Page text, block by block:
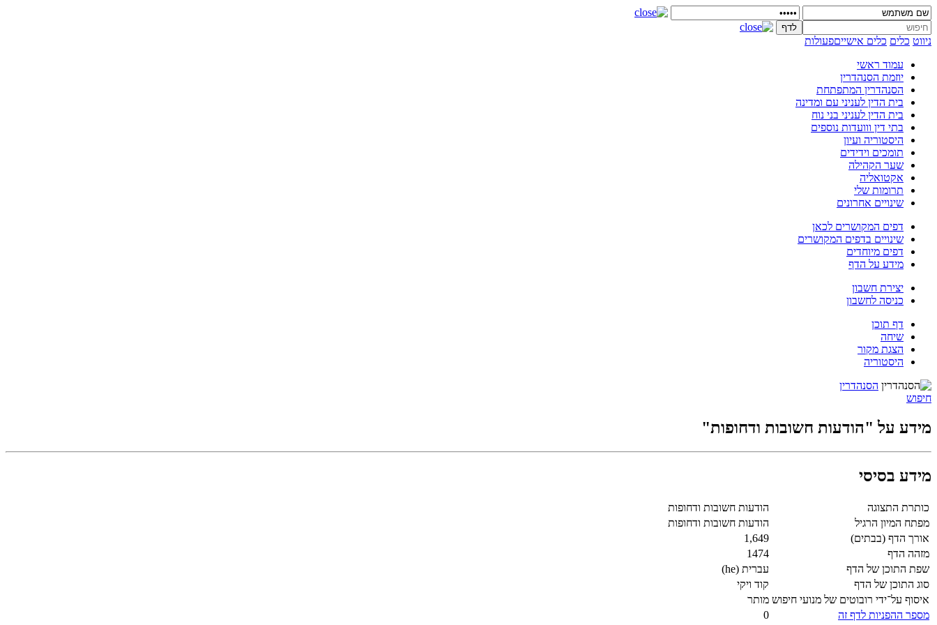
ניווט כלים כלים אישייםפעולות
עמוד ראשי
יוזמת הסנהדרין
הסנהדרין המתפתחת
בית הדין לעניני עם ומדינה
בית הדין לעניני בני נוח
בתי דין ווועדות נוספים
היסטוריה ועיון
תומכים וידידים
שער הקהילה
אקטואליה
תרומות שלי
שינויים אחרונים
דפים המקושרים לכאן
שינויים בדפים המקושרים
דפים מיוחדים
מידע על הדף
יצירת חשבון
כניסה לחשבון
דף תוכן
שיחה
הצגת מקור
היסטוריה
הסנהדרין
חיפוש
מידע על "הודעות חשובות ודחופות"
מידע בסיסי
כותרת התצוגה
הודעות חשובות ודחופות
מפתח המיון הרגיל
הודעות חשובות ודחופות
אורך הדף (בבתים)
1,649
מזהה הדף
1474
שפת התוכן של הדף
עברית (he)
סוג התוכן של הדף
קוד ויקי
איסוף על־ידי רובוטים של מנועי חיפוש מותר
מספר ההפניות לדף זה
0